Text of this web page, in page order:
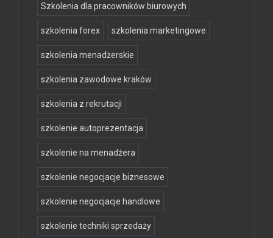
Szkolenia dla pracowników biurowych
szkolenia forex szkolenia marketingowe
szkolenia menadżerskie
szkolenia zawodowe kraków
szkolenia z rekrutacji
szkolenie autoprezentacja
szkolenie na menadżera
szkolenie negocjacje biznesowe
szkolenie negocjacje handlowe
szkolenie techniki sprzedaży